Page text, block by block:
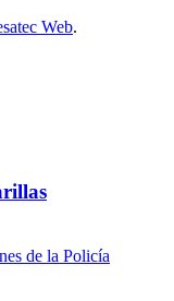
Web.